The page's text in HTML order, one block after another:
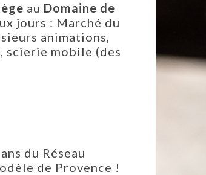
au Domaine de
jours : Marché du
animations,
scierie mobile (des
du Réseau
de Provence !